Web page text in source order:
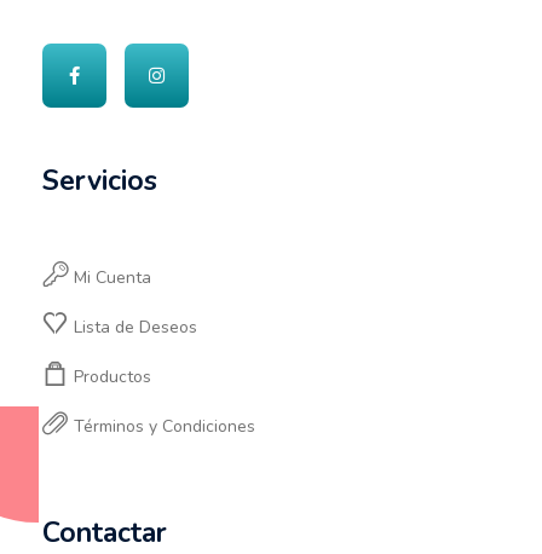
Servicios
Mi Cuenta
Lista de Deseos
Productos
Términos y Condiciones
Contactar